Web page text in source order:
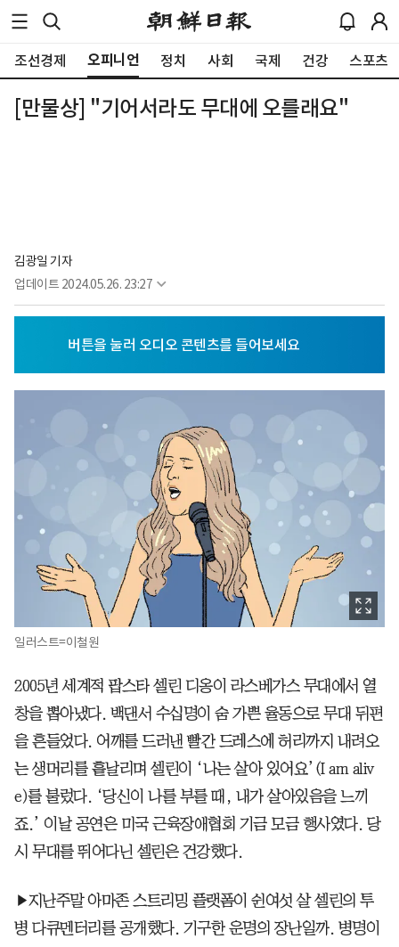
조선경제 오피니언 정치 사회 국제 건강 스포츠
[만물상] "기어서라도 무대에 오를래요"
김광일 기자
업데이트 2024.05.26. 23:27
일러스트=이철원
2005년 세계적 팝스타 셀린 디옹이 라스베가스 무대에서 열
창을 뽑아냈다. 백댄서 수십명이 숨 가쁜 율동으로 무대 뒤편
을 흔들었다. 어깨를 드러낸 빨간 드레스에 허리까지 내려오
는 생머리를 흩날리며 셀린이 ‘나는 살아 있어요’(I am aliv
e)를 불렀다. ‘당신이 나를 부를 때, 내가 살아있음을 느끼
죠.’ 이날 공연은 미국 근육장애협회 기금 모금 행사였다. 당
시 무대를 뛰어다닌 셀린은 건강했다.
▶지난주말 아마존 스트리밍 플랫폼이 쉰여섯 살 셀린의 투
병 다큐멘터리를 공개했다. 기구한 운명의 장난일까. 병명이